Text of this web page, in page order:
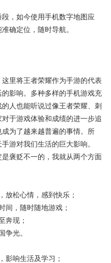
，如今使用手机数字地图应
确定位，随时导航。
里将王者荣耀作为手游的代表
影响。多种多样的手机游戏充
人也能听说过像王者荣耀、刺
于游戏体验和成绩的进一步追
为了越来越普遍的事情。所
游对我们生活的巨大影响。
褒贬不一的，我就从两个方面
放松心情，感到快乐；
间，随时随地游戏；
奔现；
争光。
影响生活及学习；